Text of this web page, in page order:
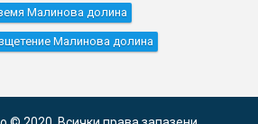
Малинова долина
Малинова долина